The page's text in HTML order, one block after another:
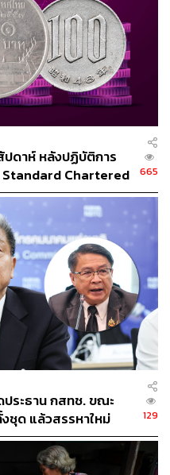
ลาดโลกที่ยังทรงตัวใน
ลง ประกอบกับต้นทุนด้าน
บลดลงอย่างมีนัยสำคัญ
ผวนส่งผลให้ผู้ประกอบการ
อง
ยังมีข้อจำกัด จากภาวะ
ต็มที่และกำลังซื้อของผู้
ขันด้านราคาที่เป็นปัจจัย
ปรับราคาสินค้าได้อย่าง
นีราคาผู้ผลิตอาจจะชะลอ
นเพิ่ม 41% วัตถุดิบ
นทางธุรกิจฉบับพิเศษ
องธนาคารแห่งประเทศไทย
ราย พบว่า ธุรกิจส่วนใหญ่
นที่พุ่งสูงขึ้น และหลาย
ดแคลน โดยมีรายละเอียด
ปดาห์ หลังปฏิบัติการ
Chartered
บาทต่อดอลลาร์
665
ระธาน กสทช. ขณะ
ชุด แล้วสรรหาใหม่
129